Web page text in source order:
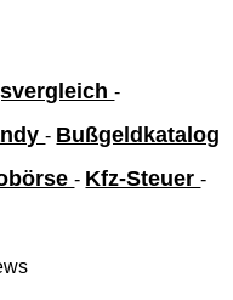
-
- Bußgeldkatalog
- Kfz-Steuer-